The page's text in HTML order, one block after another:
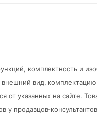
комплектность и
вид,
от указанных на сайте.
продавцов-